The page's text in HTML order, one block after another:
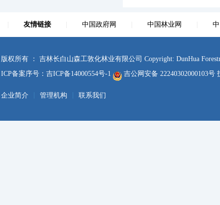
友情链接 中国政府网 中国林业网
版权所有 ： 吉林长白山森工敦化林业有限公司 Copyright: DunHua
ICP备案序号： 吉ICP备14000554号-1 吉公网安备 22240302000103号
企业简介 管理机构 联系我们